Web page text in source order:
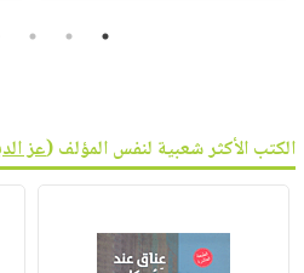
1
2
3
الكتب الأكثر شعبية لنفس المؤلف (عز